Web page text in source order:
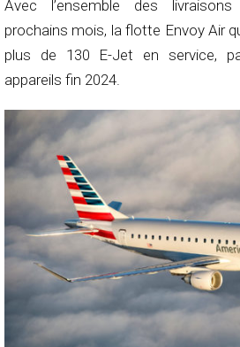
Avec l’ensemble des
prochains mois, la flotte Envoy Air
plus de 130 E-Jet en service,
appareils fin 2024.